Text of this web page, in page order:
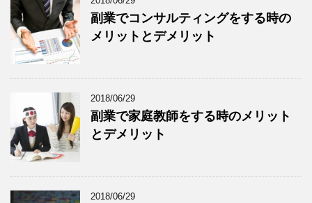
副業でコンサルティングをする時の
メリットとデメリット
2018/06/29
副業で家庭教師をする時のメリット
とデメリット
2018/06/29